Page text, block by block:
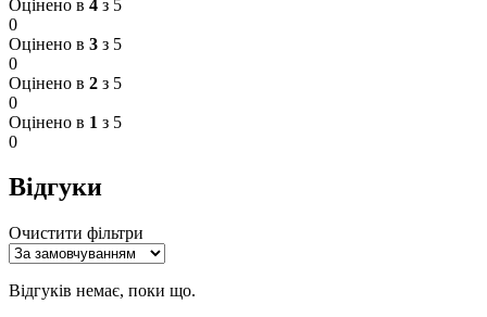
Оцінено в 4 з 5
0
Оцінено в 3 з 5
0
Оцінено в 2 з 5
0
Оцінено в 1 з 5
0
Відгуки
Очистити фільтри
Відгуків немає, поки що.